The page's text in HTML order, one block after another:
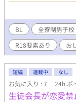
った。 ——それは
ることに、密かな
れは「習慣」になり
を、寮の個室でひと
込むことが、彼の日
の合同会議の席。
あの完璧な副会長が
た。 何かが、始ま
もしれない番外編更
BL 全寮制男子校
R18要素あり
お
短編 連載中 なし
お気に入り : 7 24h.ポ
生徒会長が恋愛